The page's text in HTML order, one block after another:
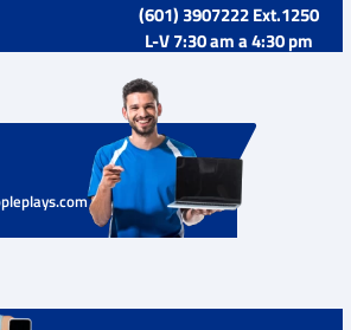
(601) 3907222 Ext.1250
L-V 7:30 am a 4:30 pm